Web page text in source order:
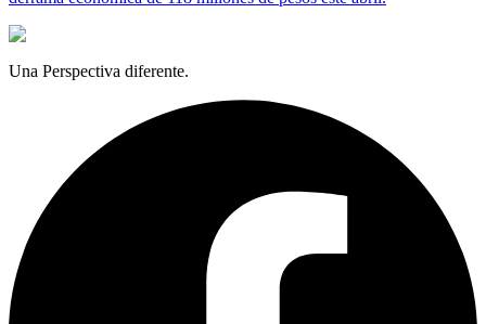
Una Perspectiva diferente.